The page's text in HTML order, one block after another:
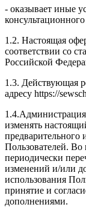
- оказывает иные
консультационного
1.2. Настоящая
соответствии со
Российской
1.3. Действующая
адресу https://
1.4.Администрация
изменять
Пользователей. Во
периодически
изменений и/или
использования
принятие и
дополнениями.